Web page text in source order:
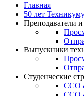
Главная
50 лет Техникуму
Преподаватели
Выпускники
Студенческие
ССО
ССО